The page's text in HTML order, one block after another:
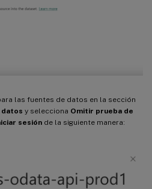
las fuentes de datos en la sección
datos y selecciona Omitir prueba de
sesión de la siguiente manera: